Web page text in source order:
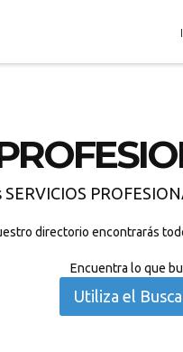
directorio encontrarás
Encuentra lo que
Utiliza el